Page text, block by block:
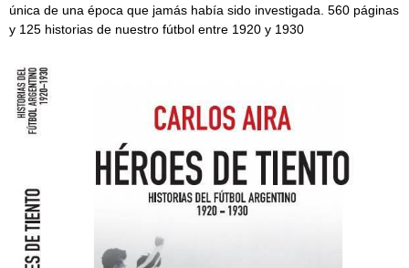
única de una época que jamás había sido investigada. 560 páginas
y 125 historias de nuestro fútbol entre 1920 y 1930